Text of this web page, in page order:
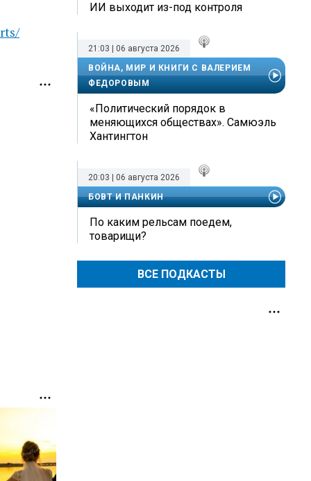
ИИ выходит из-под контроля
21:03 | 06 августа 2026
ВОЙНА, МИР И КНИГИ С ВАЛЕРИЕМ
ФЕДОРОВЫМ
«Политический порядок в
меняющихся обществах». Самюэль
Хантингтон
20:03 | 06 августа 2026
БОВТ И ПАНКИН
По каким рельсам поедем,
товарищи?
ВСЕ ПОДКАСТЫ